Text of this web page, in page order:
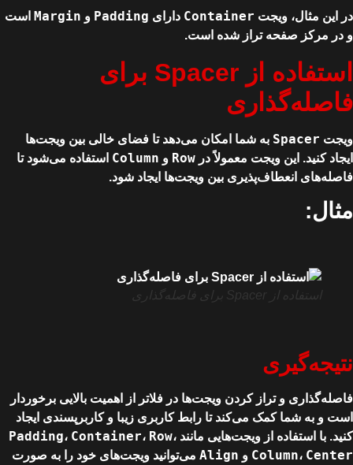
در این مثال، ویجت Container دارای Padding و Margin است
و در مرکز صفحه تراز شده است.
استفاده از Spacer برای
فاصله‌گذاری
ویجت Spacer به شما امکان می‌دهد تا فضای خالی بین ویجت‌ها
ایجاد کنید. این ویجت معمولاً در Row و Column استفاده می‌شود تا
فاصله‌های انعطاف‌پذیری بین ویجت‌ها ایجاد شود.
مثال:
استفاده از Spacer برای فاصله‌گذاری
نتیجه‌گیری
فاصله‌گذاری و تراز کردن ویجت‌ها در فلاتر از اهمیت بالایی برخوردار
است و به شما کمک می‌کند تا رابط کاربری زیبا و کاربرپسندی ایجاد
کنید. با استفاده از ویجت‌هایی مانند
Padding، Container، Row،
Column، Center و Align می‌توانید ویجت‌های خود را به صورت